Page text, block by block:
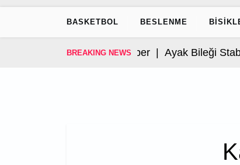
BASKETBOL BESLENME
BREAKING NEWSAyak Bileği